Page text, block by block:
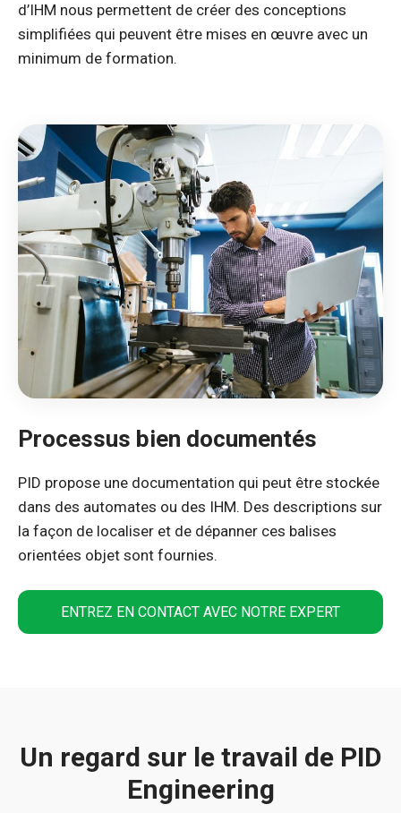
d’IHM nous permettent de créer des conceptions
simplifiées qui peuvent être mises en œuvre avec un
minimum de formation.
Processus bien documentés
PID propose une documentation qui peut être stockée
dans des automates ou des IHM. Des descriptions sur
la façon de localiser et de dépanner ces balises
orientées objet sont fournies.
ENTREZ EN CONTACT AVEC NOTRE EXPERT
Un regard sur le travail de PID
Engineering